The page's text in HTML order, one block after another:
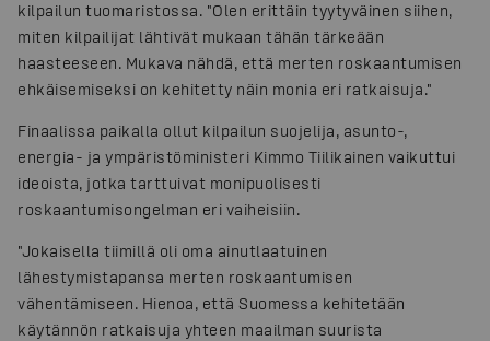
kilpailun tuomaristossa. "Olen erittäin tyytyväinen siihen,
miten kilpailijat lähtivät mukaan tähän tärkeään
haasteeseen. Mukava nähdä, että merten roskaantumisen
ehkäisemiseksi on kehitetty näin monia eri ratkaisuja."
Finaalissa paikalla ollut kilpailun suojelija, asunto-,
energia- ja ympäristöministeri Kimmo Tiilikainen vaikuttui
ideoista, jotka tarttuivat monipuolisesti
roskaantumisongelman eri vaiheisiin.
"Jokaisella tiimillä oli oma ainutlaatuinen
lähestymistapansa merten roskaantumisen
vähentämiseen. Hienoa, että Suomessa kehitetään
käytännön ratkaisuja yhteen maailman suurista